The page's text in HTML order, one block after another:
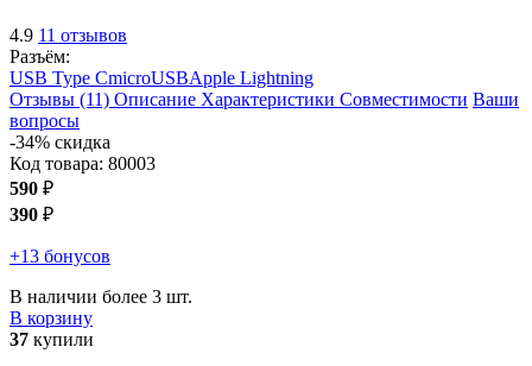
4.9 11 отзывов
Разъём:
USB Type CmicroUSBApple Lightning
Отзывы (11) Описание Характеристики Совместимости Ваши
вопросы
-34% скидка
Код товара: 80003
590 ₽
390 ₽
+13 бонусов
В наличии более 3 шт.
В корзину
37 купили